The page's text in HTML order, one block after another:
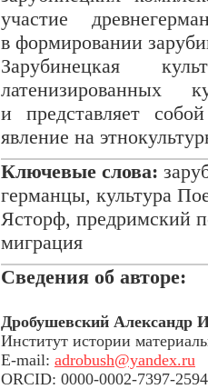
участие
в формировании
Зарубинецкая
латенизированных
и представляет
явление на
Ключевые слова:
германцы, культура
Ясторф, предримский
миграция
Сведения об авторе:
Дробушевский Александр
Институт истории
E-mail: adrobush@yandex.ru
ORCID: 0000-0002-7397-2594